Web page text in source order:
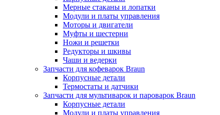
Мерные стаканы и лопатки
Модули и платы управления
Моторы и двигатели
Муфты и шестерни
Ножи и решетки
Редукторы и шкивы
Чаши и ведерки
Запчасти для кофеварок Braun
Корпусные детали
Термостаты и датчики
Запчасти для мультиварок и пароварок Braun
Корпусные детали
Модули и платы управления